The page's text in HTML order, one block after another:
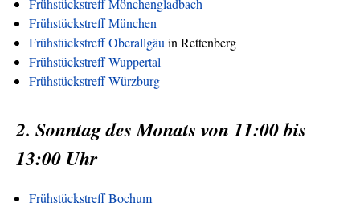
Frühstückstreff München
Frühstückstreff Oberallgäu in Rettenberg
Frühstückstreff Wuppertal
Frühstückstreff Würzburg
2. Sonntag des Monats von 11:00 bis
13:00 Uhr
Frühstückstreff Bochum